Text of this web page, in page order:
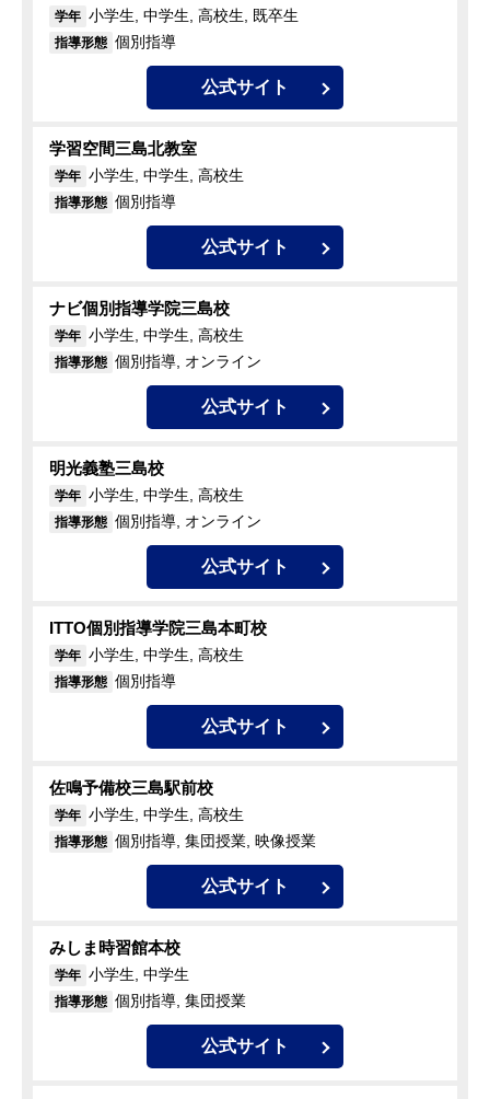
学年 小学生, 中学生, 高校生, 既卒生
指導形態 個別指導
公式サイト
学習空間三島北教室
学年 小学生, 中学生, 高校生
指導形態 個別指導
公式サイト
ナビ個別指導学院三島校
学年 小学生, 中学生, 高校生
指導形態 個別指導, オンライン
公式サイト
明光義塾三島校
学年 小学生, 中学生, 高校生
指導形態 個別指導, オンライン
公式サイト
ITTO個別指導学院三島本町校
学年 小学生, 中学生, 高校生
指導形態 個別指導
公式サイト
佐鳴予備校三島駅前校
学年 小学生, 中学生, 高校生
指導形態 個別指導, 集団授業, 映像授業
公式サイト
みしま時習館本校
学年 小学生, 中学生
指導形態 個別指導, 集団授業
公式サイト